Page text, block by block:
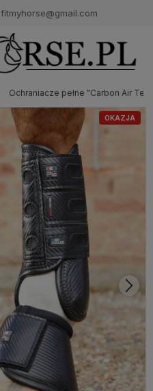
fitmyhorse@gmail.com
Ochraniacze pełne "Carbon Air
OKAZJA